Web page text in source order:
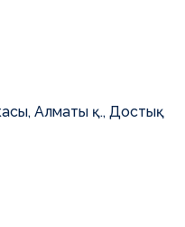
Алматы қ., Достық